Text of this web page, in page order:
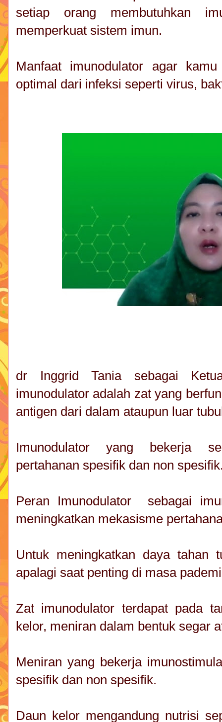
setiap orang membutuhkan
memperkuat sistem imun.
Manfaat imunodulator agar
optimal dari infeksi seperti virus,
dr Inggrid Tania sebagai
imunodulator adalah zat yang
antigen dari dalam ataupun luar
Imunodulator yang bekerja
pertahanan spesifik dan non
Peran Imunodulator sebagai
meningkatkan mekasisme
Untuk meningkatkan daya tahan
apalagi saat penting di masa
Zat imunodulator terdapat pada
kelor, meniran dalam bentuk segar
Meniran yang bekerja
spesifik dan non spesifik.
Daun kelor mengandung nutrisi